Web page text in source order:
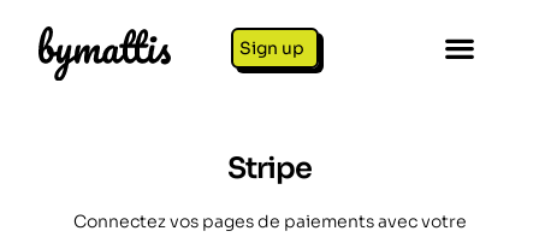
Sign up
Stripe
Connectez vos pages de paiements avec votre